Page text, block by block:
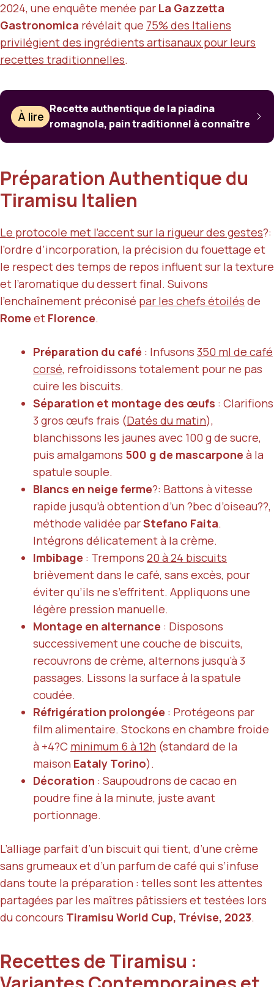
2024, une enquête menée par La Gazzetta
Gastronomica révélait que 75% des Italiens
privilégient des ingrédients artisanaux pour leurs
recettes traditionnelles.
À lire
Recette authentique de la piadina
romagnola, pain traditionnel à connaître
Préparation Authentique du
Tiramisu Italien
Le protocole met l’accent sur la rigueur des gestes?:
l’ordre d’incorporation, la précision du fouettage et
le respect des temps de repos influent sur la texture
et l’aromatique du dessert final. Suivons
l’enchaînement préconisé par les chefs étoilés de
Rome et Florence.
Préparation du café : Infusons 350 ml de café
corsé, refroidissons totalement pour ne pas
cuire les biscuits.
Séparation et montage des œufs : Clarifions
3 gros œufs frais (Datés du matin),
blanchissons les jaunes avec 100 g de sucre,
puis amalgamons 500 g de mascarpone à la
spatule souple.
Blancs en neige ferme?: Battons à vitesse
rapide jusqu’à obtention d’un ?bec d’oiseau??,
méthode validée parStefano Faita.
Intégrons délicatement à la crème.
Imbibage : Trempons 20 à 24 biscuits
brièvement dans le café, sans excès, pour
éviter qu’ils ne s’effritent. Appliquons une
légère pression manuelle.
Montage en alternance : Disposons
successivement une couche de biscuits,
recouvrons de crème, alternons jusqu’à 3
passages. Lissons la surface à la spatule
coudée.
Réfrigération prolongée : Protégeons par
film alimentaire. Stockons en chambre froide
à +4?C minimum 6 à 12h (standard de la
maison Eataly Torino).
Décoration : Saupoudrons de cacao en
poudre fine à la minute, juste avant
portionnage.
L’alliage parfait d’un biscuit qui tient, d’une crème
sans grumeaux et d’un parfum de café qui s’infuse
dans toute la préparation : telles sont les attentes
partagées par les maîtres pâtissiers et testées lors
du concours Tiramisu World Cup, Trévise, 2023.
Recettes de Tiramisu :